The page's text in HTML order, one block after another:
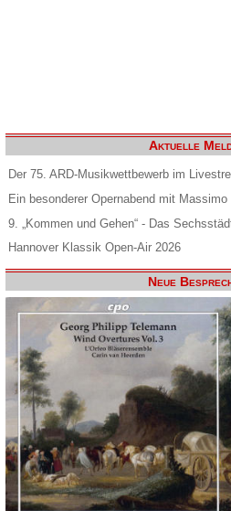
Aktuelle
Der 75. ARD-Musikwettbewerb im
Ein besonderer Opernabend mit Massimo
9. „Kommen und Gehen“ - Das
Hannover Klassik Open-Air 2026
Neue